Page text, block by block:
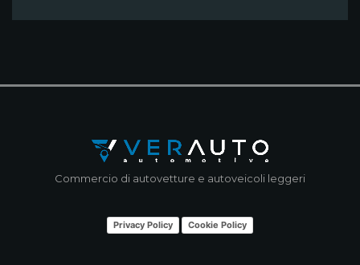
Commercio di autovetture e autoveicoli leggeri
Privacy Policy Cookie Policy